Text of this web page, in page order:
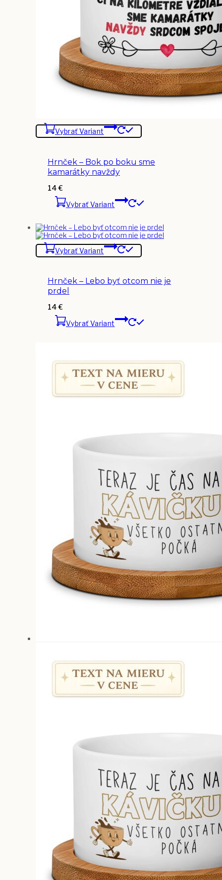
Vybrať Variant
Hrnček – Bok po boku sme
kamarátky navždy
14€
Vybrať Variant
Vybrať Variant
Hrnček – Lebo byť otcom nie je
prdel
14€
Vybrať Variant